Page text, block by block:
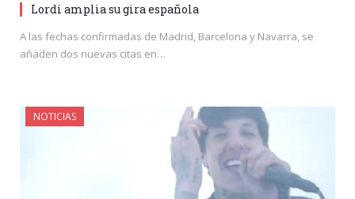
Lordi amplia su gira española
A las fechas confirmadas de Madrid, Barcelona y Navarra, se
añaden dos nuevas citas en…
NOTICIAS